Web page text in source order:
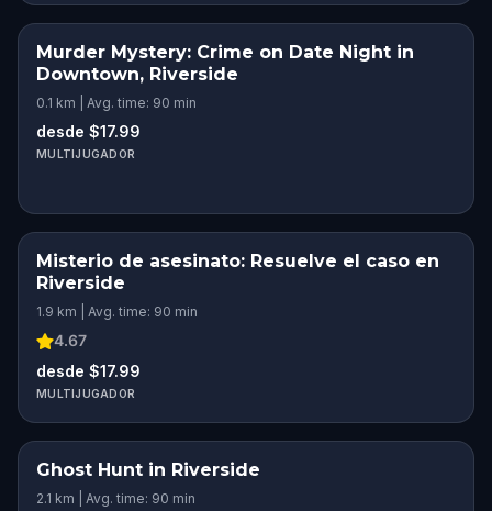
Murder Mystery: Crime on Date Night in
Downtown, Riverside
0.1 km | Avg. time: 90 min
desde $17.99
MULTIJUGADOR
Misterio de asesinato: Resuelve el caso en
Riverside
1.9 km | Avg. time: 90 min
4.67
desde $17.99
MULTIJUGADOR
Ghost Hunt in Riverside
2.1 km | Avg. time: 90 min